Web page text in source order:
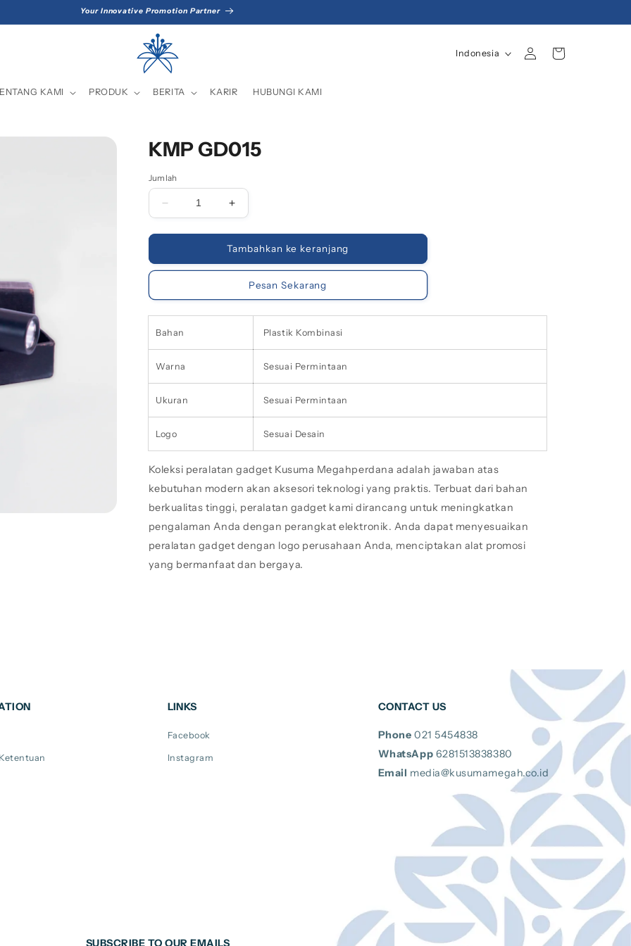
Your Innovative Promotion Partner
KAMI PRODUK BERITA KARIR HUBUNGI KAMI
Indonesia LoginKeranjang
KMP GD015
Jumlah
Kurangi
jumlah
untuk
GD015
Tambah
jumlah
untuk
KMP
GD015
Tambahkan ke keranjang
Pesan Sekarang
Bahan Plastik Kombinasi
Warna Sesuai Permintaan
Ukuran Sesuai Permintaan
Logo Sesuai Desain
Koleksi peralatan gadget Kusuma Megahperdana adalah jawaban atas
kebutuhan modern akan aksesori teknologi yang praktis. Terbuat dari bahan
berkualitas tinggi, peralatan gadget kami dirancang untuk meningkatkan
pengalaman Anda dengan perangkat elektronik. Anda dapat menyesuaikan
peralatan gadget dengan logo perusahaan Anda, menciptakan alat promosi
yang bermanfaat dan bergaya.
LINKS
Facebook
Instagram
CONTACT US
Phone 021 5454838
WhatsApp 6281513838380
Email media@kusumamegah.co.id
SUBSCRIBE TO OUR EMAILS